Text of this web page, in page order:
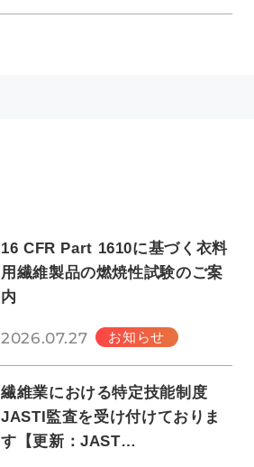
16 CFR Part 1610に基づく衣料
用繊維製品の燃焼性試験のご案
内
2026.07.27 お知らせ
繊維業における特定技能制度
JASTI監査を受け付けておりま
す【更新：JAST…